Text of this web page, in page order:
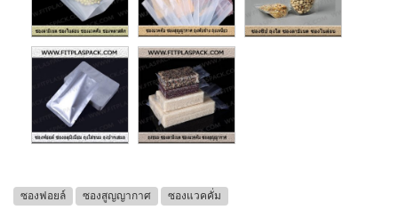
ซองฟอยล์ ซองสูญญากาศ ซองแวคคั่ม